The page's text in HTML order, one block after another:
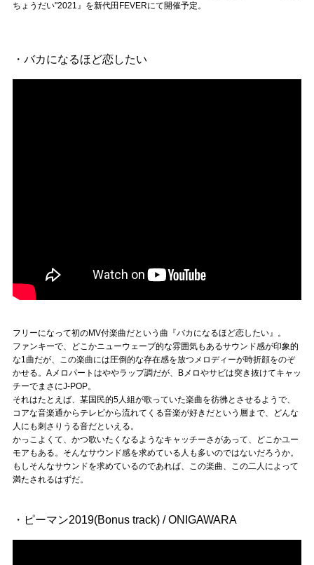
ちょうだい"2021』を新代田FEVERにて開催予定。
・バカになるほど恋したい
フリーになって初のMV付楽曲だという曲『バカになるほど恋したい』。
ファンキーで、どこかニューウェーブ的な雰囲気もあるサウンド感が印象的
な1曲だが、この楽曲には圧倒的な存在感を放つメロディーが時折顔をのぞ
かせる。Aメロパートはややラップ調だが、Bメロやサビは突き抜けてキャッ
チーでまさにJ-POP。
それはたとえば、某国民的5人組が歌っていた楽曲を彷彿とさせるようで、
コアな音楽通からテレビから流れてくる音楽が好きだという層まで、どんな
人にも刺さりうる音だといえる。
かっこよくて、かつ歌いたくなるようなキャッチーさがあって、どこかユー
モアもある。そんなサウンド感を求めている人も多いのではないだろうか。
もしそんなサウンドを求めているのであれば、この楽曲、この二人によって
満たされるはずだ。
・ピーマン2019(Bonus track) / ONIGAWARA